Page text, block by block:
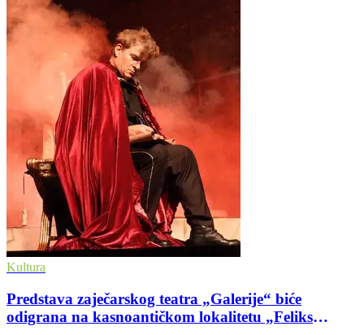
Kultura
Predstava zaječarskog teatra „Galerije“ biće
odigrana na kasnoantičkom lokalitetu „Feliks